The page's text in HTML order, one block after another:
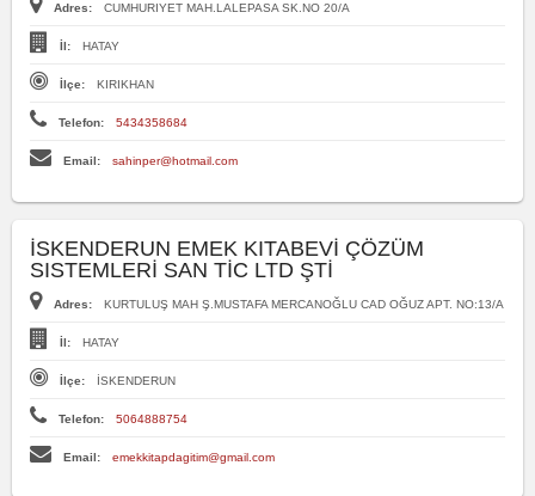
Adres: CUMHURIYET MAH.LALEPASA SK.NO 20/A
İl: HATAY
İlçe: KIRIKHAN
Telefon: 5434358684
Email: sahinper@hotmail.com
İSKENDERUN EMEK KITABEVİ ÇÖZÜM
SISTEMLERİ SAN TİC LTD ŞTİ
Adres: KURTULUŞ MAH Ş.MUSTAFA MERCANOĞLU CAD OĞUZ APT. NO:13/A
İl: HATAY
İlçe: İSKENDERUN
Telefon: 5064888754
Email: emekkitapdagitim@gmail.com